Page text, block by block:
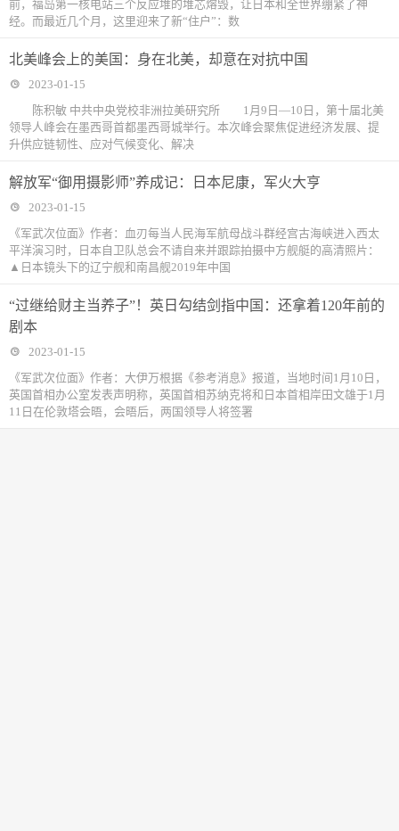
前，福岛第一核电站三个反应堆的堆芯熔毁，让日本和全世界绷紧了神
经。而最近几个月，这里迎来了新“住户”：数
北美峰会上的美国：身在北美，却意在对抗中国
2023-01-15
陈积敏 中共中央党校非洲拉美研究所 1月9日—10日，第十届北美
领导人峰会在墨西哥首都墨西哥城举行。本次峰会聚焦促进经济发展、提
升供应链韧性、应对气候变化、解决
解放军“御用摄影师”养成记：日本尼康，军火大亨
2023-01-15
《军武次位面》作者：血刃每当人民海军航母战斗群经宫古海峡进入西太
平洋演习时，日本自卫队总会不请自来并跟踪拍摄中方舰艇的高清照片：
▲日本镜头下的辽宁舰和南昌舰2019年中国
“过继给财主当养子”！英日勾结剑指中国：还拿着120年前的
剧本
2023-01-15
《军武次位面》作者：大伊万根据《参考消息》报道，当地时间1月10日，
英国首相办公室发表声明称，英国首相苏纳克将和日本首相岸田文雄于1月
11日在伦敦塔会晤，会晤后，两国领导人将签署